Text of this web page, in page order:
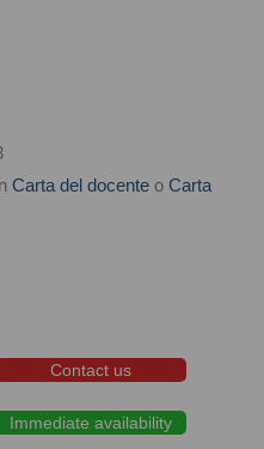
Carta del docente o Carta
Contact us
Immediate availability